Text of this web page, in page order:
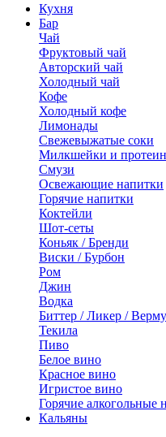
Кухня
Бар
Чай
Фруктовый чай
Авторский чай
Холодный чай
Кофе
Холодный кофе
Лимонады
Свежевыжатые соки
Милкшейки и
Смузи
Освежающие напитки
Горячие напитки
Коктейли
Шот-сеты
Коньяк / Бренди
Виски / Бурбон
Ром
Джин
Водка
Биттер / Ликер /
Текила
Пиво
Белое вино
Красное вино
Игристое вино
Горячие алкогольные
Кальяны